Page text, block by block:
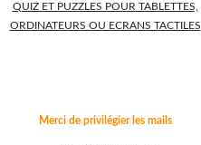
QUIZ ET PUZZLES POUR TABLETTES,
ORDINATEURS OU ECRANS TACTILES
Merci de privilégier les mails